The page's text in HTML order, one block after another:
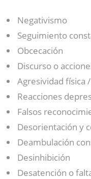
Negativismo
Seguimiento
Obcecación
Discurso o
Agresividad
Reacciones
Falsos
Desorientación y
Deambulación
Desinhibición
Desatención o